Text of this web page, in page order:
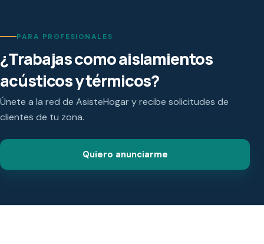
PARA PROFESIONALES
¿Trabajas como aislamientos
acústicos y térmicos?
Únete a la red de AsisteHogar y recibe solicitudes de
clientes de tu zona.
Quiero anunciarme